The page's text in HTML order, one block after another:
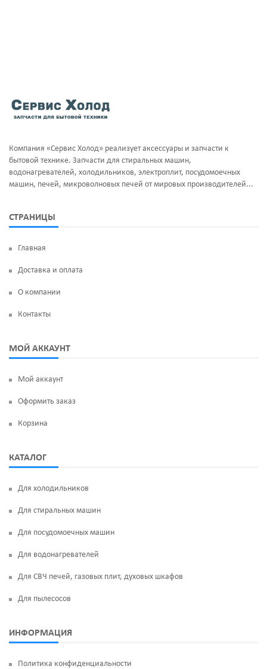
Компания «Сервис Холод» реализует аксессуары и запчасти к
бытовой технике. Запчасти для стиральных машин,
водонагревателей, холодильников, электроплит, посудомоечных
машин, печей, микроволновых печей от мировых производителей...
СТРАНИЦЫ
Главная
Доставка и оплата
О компании
Контакты
МОЙ АККАУНТ
Мой аккаунт
Оформить заказ
Корзина
КАТАЛОГ
Для холодильников
Для стиральных машин
Для посудомоечных машин
Для водонагревателей
Для СВЧ печей, газовых плит, духовых шкафов
Для пылесосов
ИНФОРМАЦИЯ
Политика конфиденциальности